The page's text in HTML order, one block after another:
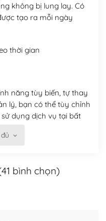
không bị lung lay. Có
tạo ra mỗi ngày
thời gian
năng tùy biến, tự thay
lý, bạn có thể tùy chỉnh
dụng dịch vụ tại bất
bình chọn)